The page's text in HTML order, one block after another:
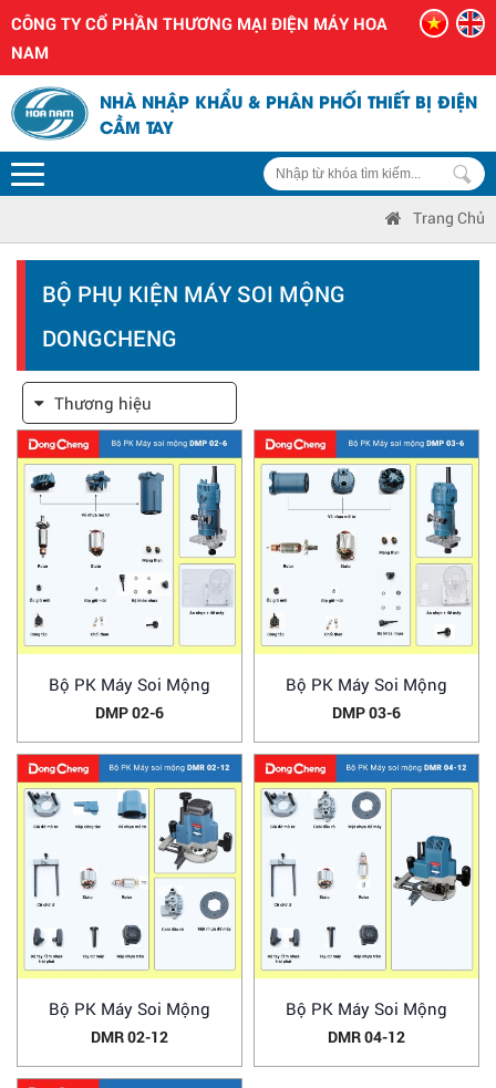
CÔNG TY CỔ PHẦN THƯƠNG MẠI ĐIỆN MÁY HOA
NAM
NHÀ NHẬP KHẨU & PHÂN PHỐI THIẾT BỊ ĐIỆN
CẦM TAY
Trang Chủ
BỘ PHỤ KIỆN MÁY SOI MỘNG
DONGCHENG
Thương hiệu
Bộ PK Máy Soi Mộng
DMP 02-6
Bộ PK Máy Soi Mộng
DMP 03-6
Bộ PK Máy Soi Mộng
DMR 02-12
Bộ PK Máy Soi Mộng
DMR 04-12